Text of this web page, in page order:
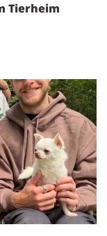
Tierheim